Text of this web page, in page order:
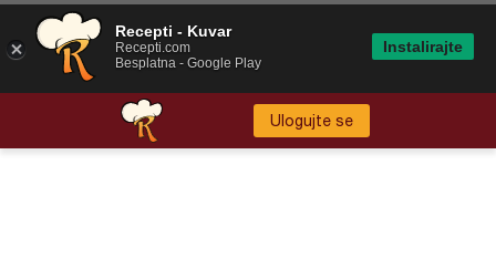
Ulogujte se
Recepti - Kuvar
Recepti.com
Besplatna - Google Play
Instalirajte